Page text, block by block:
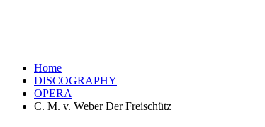
Home
DISCOGRAPHY
OPERA
C. M. v. Weber Der Freischütz